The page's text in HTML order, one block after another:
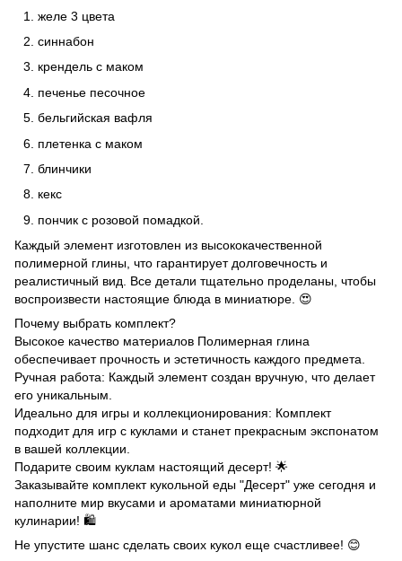
желе 3 цвета
синнабон
крендель с маком
печенье песочное
бельгийская вафля
плетенка с маком
блинчики
кекс
пончик с розовой помадкой.
Каждый элемент изготовлен из высококачественной
полимерной глины, что гарантирует долговечность и
реалистичный вид. Все детали тщательно проделаны, чтобы
воспроизвести настоящие блюда в миниатюре. 😍
Почему выбрать комплект?
Высокое качество материалов Полимерная глина
обеспечивает прочность и эстетичность каждого предмета.
Ручная работа: Каждый элемент создан вручную, что делает
его уникальным.
Идеально для игры и коллекционирования: Комплект
подходит для игр с куклами и станет прекрасным экспонатом
в вашей коллекции.
Подарите своим куклам настоящий десерт! 🌟
Заказывайте комплект кукольной еды "Десерт" уже сегодня и
наполните мир вкусами и ароматами миниатюрной
кулинарии! 🛍️
Не упустите шанс сделать своих кукол еще счастливее! 😊